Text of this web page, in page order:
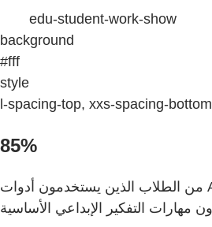
edu-student-work-show
background
#fff
style
l-spacing-top, xxs-spacing-bottom
85%
من الطلاب الذين يستخدمون أدوات Adobe يقولون إنهم